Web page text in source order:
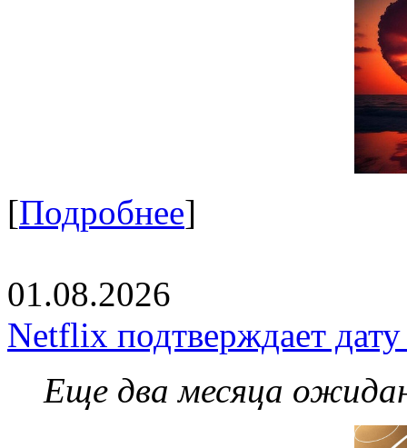
[Подробнее]
01.08.2026
Netflix подтверждает
Еще два месяца